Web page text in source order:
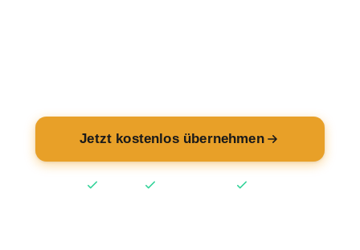
Jetzt kostenlos übernehmen